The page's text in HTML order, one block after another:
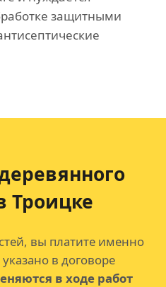
защитными
Троицке
вы платите именно
в договоре
в ходе работ